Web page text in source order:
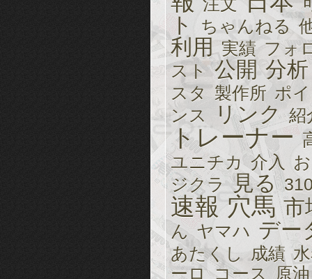
ト ちゃんねる
利用 実績 フォ
スト 公開 分析
スタ 製作所 ポ
ンス
リンク 紹
トレーナー
ユニチカ 介入
ジクラ 見る
速報 穴馬 市
ん ヤマハ デー
あたくし 成績
ーロ コース
原油